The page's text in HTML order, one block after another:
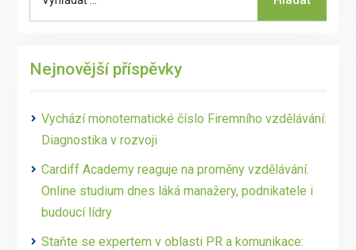
Nejnovější příspěvky
Vychází monotematické číslo Firemního vzdělávání:
Diagnostika v rozvoji
Cardiff Academy reaguje na proměny vzdělávání.
Online studium dnes láká manažery, podnikatele i
budoucí lídry
Staňte se expertem v oblasti PR a komunikace: